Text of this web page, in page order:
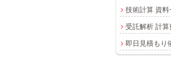
技術計算 資料
受託解析 計算
即日見積もり